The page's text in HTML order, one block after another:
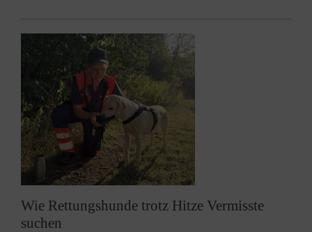
Wie Rettungshunde trotz Hitze Vermisste
suchen